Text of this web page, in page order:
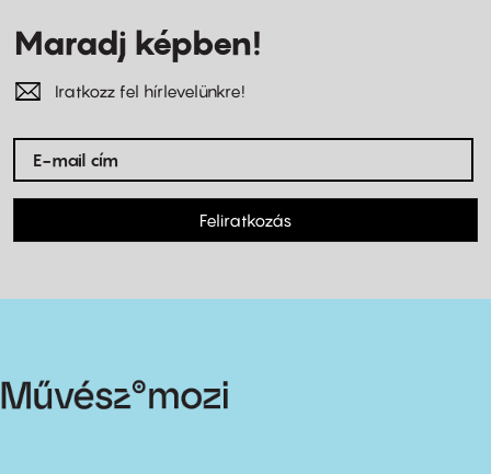
Maradj képben!
Iratkozz fel hírlevelünkre!
Feliratkozás